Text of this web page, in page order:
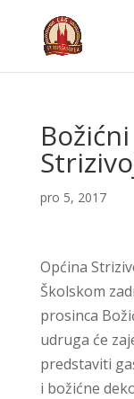
pro 5, 2017
Općina
Školskom
prosinca
udruga će
predstaviti
i božićne